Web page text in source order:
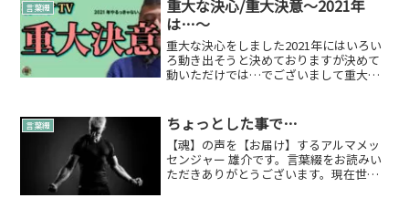
用動画撮影3日間は新し...
言葉綴
重大な決心/重大決意～2021年
は…～
重大な決心をしました2021年にはいろい
ろ動き出そうと決めておりますが決めて
動いただけでは…でございまして重大な
り上げていきたいとは常々言っておりま
したが縁...
言葉綴 ちょっとした事で…
【魂】の声を【お届け】するアルマメッ
センジャー 雄介です。言葉綴をお読みい
ただきありがとうございます。現在世の